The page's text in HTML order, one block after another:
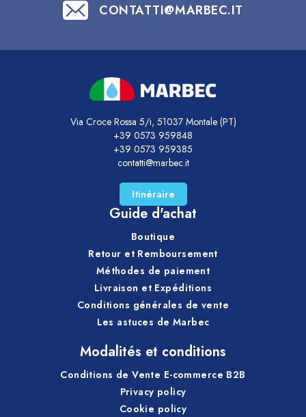
CONTATTI@MARBEC.IT
Via Croce Rossa 5/i, 51037 Montale (PT)
+39 0573 959848
+39 0573 959385
contatti@marbec.it
Itinéraire
Guide d'achat
Boutique
Retour et Remboursement
Méthodes de paiement
Livraison et Expéditions
Conditions générales de vente
Les astuces de Marbec
Modalités et conditions
Conditions de Vente E-commerce B2B
Privacy policy
Cookie policy